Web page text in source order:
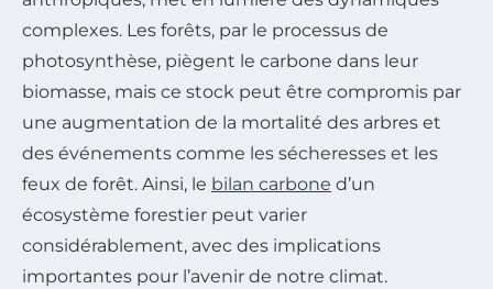
complexes. Les forêts, par le processus de
photosynthèse, piègent le carbone dans leur
biomasse, mais ce stock peut être compromis par
une augmentation de la mortalité des arbres et
des événements comme les sécheresses et les
feux de forêt. Ainsi, le bilan carbone d’un
écosystème forestier peut varier
considérablement, avec des implications
importantes pour l’avenir de notre climat.